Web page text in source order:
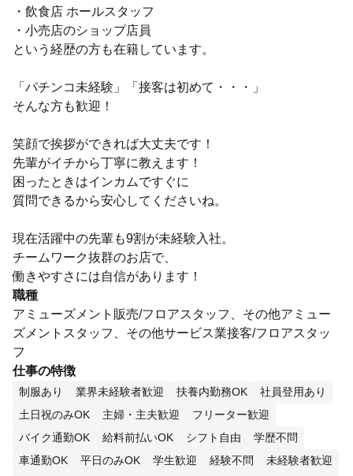
・飲食店 ホールスタッフ
・小売店のショップ店員
という経歴の方も在籍しています。
「パチンコ未経験」「接客は初めて・・・」
そんな方も歓迎！
笑顔で挨拶ができれば大丈夫です！
先輩がイチから丁寧に教えます！
困ったときはインカムですぐに
質問できるから安心してくださいね。
現在活躍中の先輩も9割が未経験入社。
チームワーク抜群のお店で、
働きやすさには自信があります！
職種
アミューズメント販売/フロアスタッフ、その他アミュー
ズメントスタッフ、その他サービス業接客/フロアスタッ
フ
仕事の特徴
制服あり 業界未経験者歓迎 扶養内勤務OK
社員登用あり
土日祝のみOK
主婦・主夫歓迎
フリーター歓迎
バイク通勤OK
給料前払いOK シフト自由
学歴不問
車通勤OK
平日のみOK 学生歓迎 経験不問
未経験者歓迎